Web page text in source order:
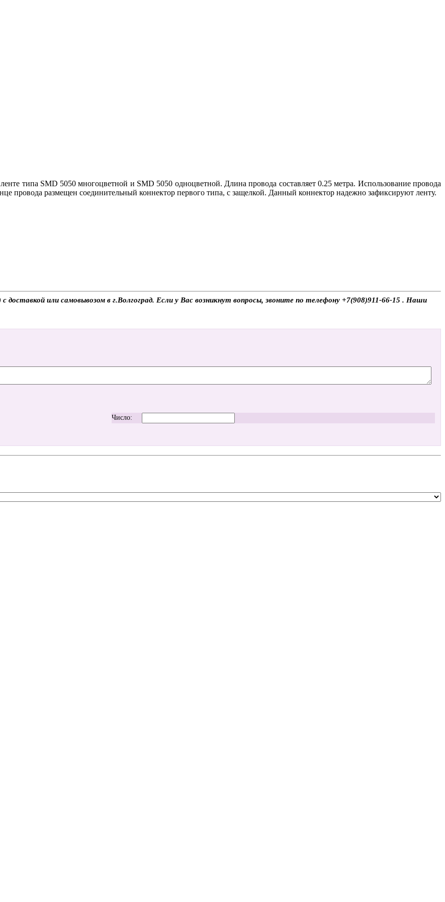
типа SMD 5050 многоцветной и SMD 5050 одноцветной. Длина провода составляет 0.25 метра. Использование провода
провода размещен соединительный коннектор первого типа, с защелкой. Данный коннектор надежно зафиксируют ленту.
или самовывозом в г.Волгоград. Если у Вас возникнут вопросы, звоните по телефону +7(908)911-66-15 . Наши
Число: